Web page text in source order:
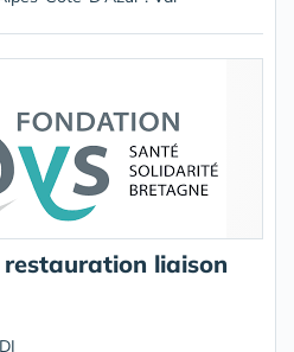
restauration liaison